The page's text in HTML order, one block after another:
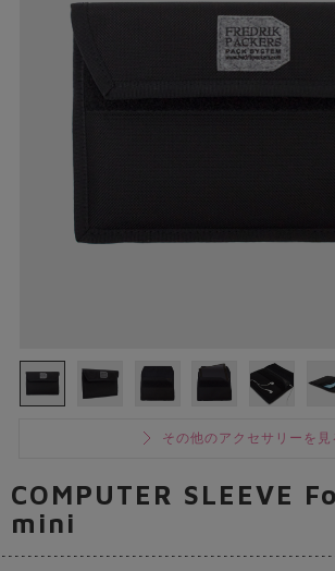
その他のアクセサリーを見
COMPUTER SLEEVE
mini